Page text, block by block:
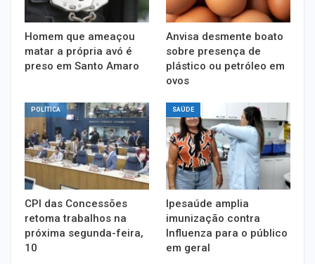
Homem que ameaçou
matar a própria avó é
preso em Santo Amaro
Anvisa desmente boato
sobre presença de
plástico ou petróleo em
ovos
POLÍTICA
CPI das Concessões
retoma trabalhos na
próxima segunda-feira,
10
SAÚDE
Ipesaúde amplia
imunização contra
Influenza para o público
em geral